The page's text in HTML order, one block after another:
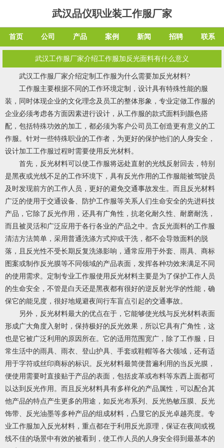
武汉品仪职业装工作服厂家
首页 公司 产品 案例 新闻 招聘 联系
武汉工作服厂家介绍工作服加反光面料有什么意义
武汉工作服厂家介绍定制工作服为什么需要加反光材料?
工作服主要根据不同的工作环境定制，设计具有特殊性能的服
装，同时体现企业的文化理念及员工的整体形象，专业定做工作服的
企业必须考虑各方面因素进行设计，从工作服的款式面料到颜色搭
配，包括特殊功效的加工，都必须为客户公司员工创造更有意义的工
作服。针对一些特殊职业的工作者，为更好的保护他们的人身安全，
设计加工工作服过程时需要使用反光材料。
首先，反光材料可以使工作服将远处直射的光线反射回去，特别
是黑夜或光线不足的工作环境下，具有反光作用的工作服能被驾驶员
及时发现前方的工作人员，更好的避免交通事故发生。而且反光材料
广泛的使用于交通设备、防护工作服等关系人们生命安全的先进科技
产品，它除了反光作用，还具有广角性，抗老化耐久性、耐磨耐洗，
而且被灵活和广泛应用于各行各业的产品之中。含反光面料的工作服
清洁方法简单，采用普通洗涤方式抑或干洗，都不会导致面料的脱
落，且反光性不受长期反复洗涤影响，通常应用于外套、雨具、商标
图案或制作反光膜等不同领域的产品表面，发挥各种功效来满足不同
的使用需求。定制专业工作服使用反光材料主要是为了保护工作人员
的生命安全，不管是白天还是黑夜都有很好的逆反射光学的性能，确
保它的能见度，很好地规避夜间行车盲点引起的交通事故。
另外，反光材料最大的优点在于，它能够使光线与反光材料表面
形成广大角度入射时，保持极好的反光效果，所以它具有广角性，这
也是它被广泛利用的原因所在。它的适用范围宽广，除了工作服，日
常生活中的雨具、雨衣、登山护具、手套或鞋帽等各大领域，还有适
用于字符或丝印商标的标识。反光材料最简便普遍利用的当反光膜，
便使用需要时直接贴于产品的表面，包括皮革或布料等东西上面都可
以达到反光作用。而且反光材料具有多样化的产品属性，可以配合其
他产品的特点产生更多的用途，如反光布系列、反光热敏压膜、反光
饰带、反光油墨等多种产品的组成材料，凸显它的反光卓越亮度。专
业工作服加入反光材料，重点都在于利用反光原理，保证在夜间或视
线不佳的场景中有效的被看到，使工作人员的人身安全得到最基本的